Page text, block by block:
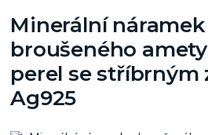
Minerální náramek
broušeného
perel se stříbrným
Ag925